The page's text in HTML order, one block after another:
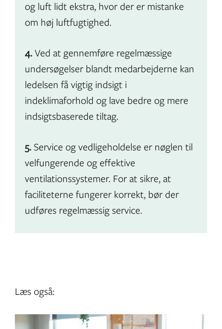
og luft lidt ekstra, hvor der er mistanke
om høj luftfugtighed.
4.Ved at gennemføre regelmæssige
undersøgelser blandt medarbejderne kan
ledelsen få vigtig indsigt i
indeklimaforhold og lave bedre og mere
indsigtsbaserede tiltag.
5. Service og vedligeholdelse er nøglen til
velfungerende og effektive
ventilationssystemer. For at sikre, at
faciliteterne fungerer korrekt, bør der
udføres regelmæssig service.
Læs også: